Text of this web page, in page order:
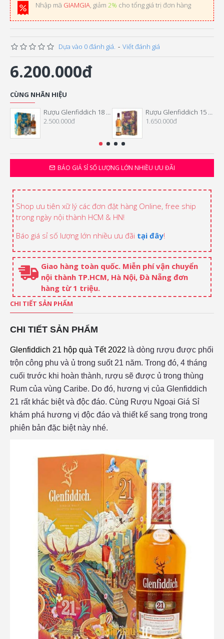
Nhập mã GIAMGIA, giảm 2% cho tổng giá trị đơn hàng
Dựa vào 0 đánh giá. - Viết đánh giá
6.200.000đ
BÁO GIÁ SỈ SỐ LƯỢNG LỚN NHIỀU ƯU ĐÃI
CÙNG NHÃN HIỆU
Rượu Glenfiddich 18 Năm Hộp Quà Tết 2026
2.500.000đ
Rượu Glenfiddich 15 Năm Hộp Quà Tết 2026
1.650.000đ
Shop ưu tiên xữ lý các đơn đặt hàng Online, free ship
trong ngày nội thành HCM & HN!
Báo giá sỉ số lượng lớn nhiều ưu đãi tại đây!
Giao hàng toàn quốc. Miễn phí vận chuyển
nội thành TP.HCM, Hà Nội, Đà Nẵng đơn
hàng từ 1 triệu.
CHI TIẾT SẢN PHẨM
CHI TIẾT SẢN PHẨM
Glenfiddich 21 hộp quà Tết 2022 là dòng rượu được phối
trộn công phu và ủ trong suốt 21 năm. Trong đó, 4 tháng
cuối trước khi hoàn thành, rượu sẽ được ủ trong thùng
Rum của vùng Caribe. Do đó, hương vị của Glenfiddich
21 rất khác biệt và độc đáo. Cùng Rượu Ngoại Giá Sỉ
khám phá hương vị độc đáo và thiết kế sang trọng trong
phiên bản đặc biệt này nhé.